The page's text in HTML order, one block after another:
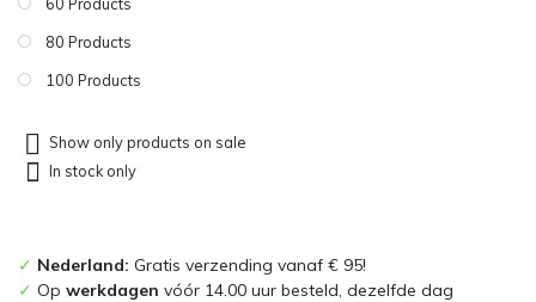
80 Products
100 Products
Show only products on sale
In stock only
✓ Nederland: Gratis verzending vanaf € 95!
✓ Op werkdagen vóór 14.00 uur besteld, dezelfde dag